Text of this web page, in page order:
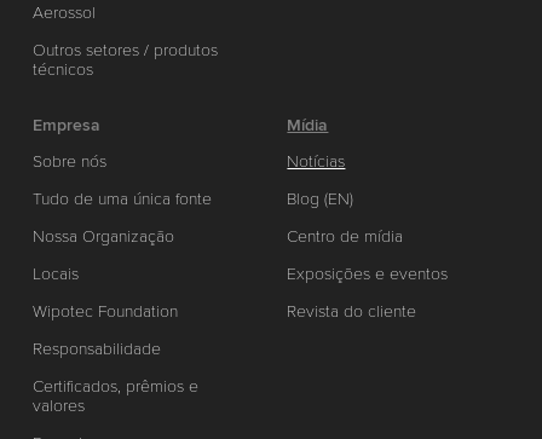
Aerossol
Outros setores / produtos
técnicos
Empresa
Sobre nós
Tudo de uma única fonte
Nossa Organização
Locais
Wipotec Foundation
Responsabilidade
Certificados, prêmios e
valores
Mídia
Notícias
Blog (EN)
Centro de mídia
Exposições e eventos
Revista do cliente